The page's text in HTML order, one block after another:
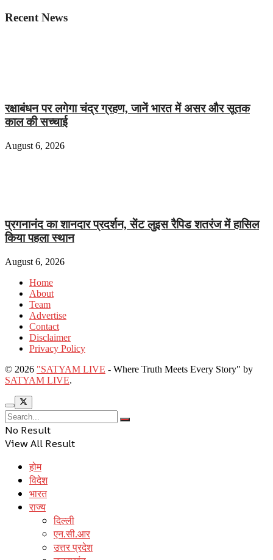
Recent News
रक्षाबंधन पर लगेगा चंद्र ग्रहण, जानें भारत में असर और सूतक
काल की सच्चाई
August 6, 2026
प्रगनानंद का शानदार प्रदर्शन, सेंट लुइस रैपिड शतरंज में हासिल
किया पहला स्थान
August 6, 2026
Home
About
Team
Advertise
Contact
Disclaimer
Privacy Policy
© 2026 "SATYAM LIVE - Where Truth Meets Every Story" by
SATYAM LIVE.
No Result
View All Result
होम
विदेश
भारत
राज्य
दिल्ली
एन.सी.आर
उत्तर प्रदेश